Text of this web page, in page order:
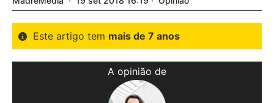
Este artigo tem mais de 7 anos
A opinião de